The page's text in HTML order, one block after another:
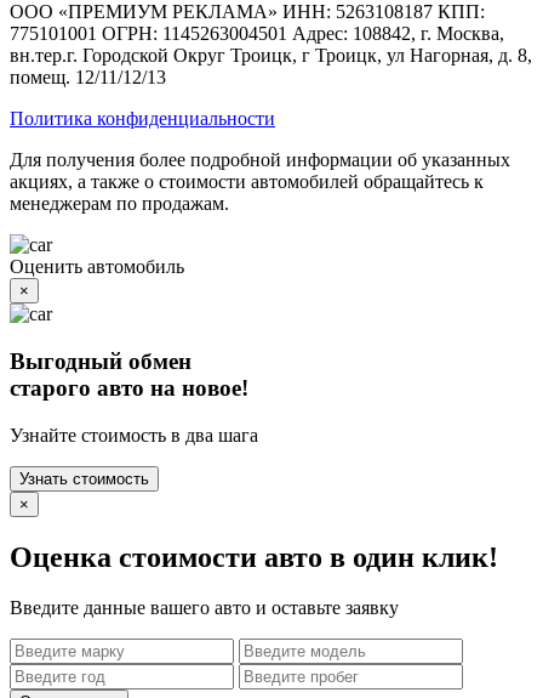
ООО «ПРЕМИУМ РЕКЛАМА» ИНН: 5263108187 КПП:
775101001 ОГРН: 1145263004501 Адрес: 108842, г. Москва,
вн.тер.г. Городской Округ Троицк, г Троицк, ул Нагорная, д. 8,
помещ. 12/11/12/13
Политика конфиденциальности
Для получения более подробной информации об указанных
акциях, а также о стоимости автомобилей обращайтесь к
менеджерам по продажам.
Оценить автомобиль
×
Выгодный обмен
старого авто на новое!
Узнайте стоимость в два шага
Узнать стоимость
×
Оценка стоимости авто в один клик!
Введите данные вашего авто и оставьте заявку